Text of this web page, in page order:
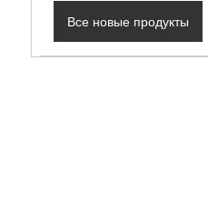
Все новые продукты